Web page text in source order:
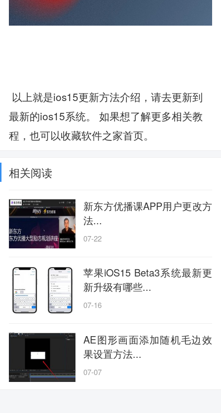
以上就是ios15更新方法介绍，请去更新到
最新的ios15系统。 如果想了解更多相关教
程，也可以收藏软件之家首页。
相关阅读
新东方优播课APP用户更改方
法...
07-22
苹果iOS15 Beta3系统最新更
新升级有哪些...
07-16
AE图形画面添加随机毛边效
果设置方法...
07-07